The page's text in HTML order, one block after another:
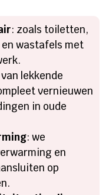
: zoals toiletten,
wastafels met
van lekkende
vernieuwen
in oude
: we
en
op